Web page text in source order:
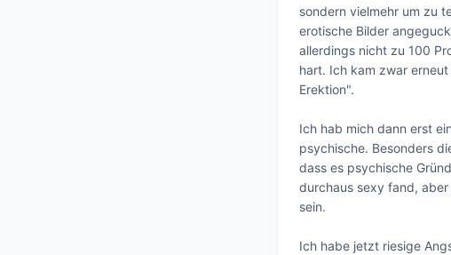
sondern vielmehr um zu
erotische Bilder
allerdings nicht zu 100
hart. Ich kam zwar
Erektion".
Ich hab mich dann erst
psychische. Besonders
dass es psychische
durchaus sexy fand,
sein.
Ich habe jetzt riesige